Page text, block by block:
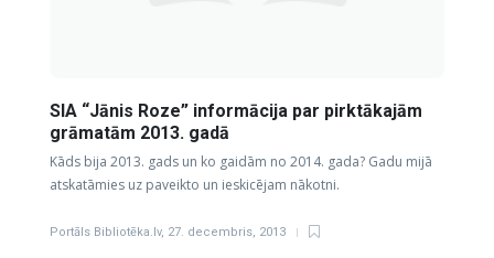
SIA “Jānis Roze” informācija par pirktākajām
grāmatām 2013. gadā
Kāds bija 2013. gads un ko gaidām no 2014. gada? Gadu mijā
atskatāmies uz paveikto un ieskicējam nākotni.
Portāls Bibliotēka.lv, 27. decembris, 2013